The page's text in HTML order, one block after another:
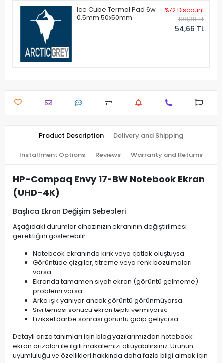
Ice Cube Termal Pad 6w
0.5mm 50x50mm
%72 Discount
198,38 TL
54,66 TL
Product Description Delivery and Shipping
Installment Options Reviews Warranty and Returns
HP-Compaq Envy 17-BW Notebook Ekran
(UHD-4K)
Başlıca Ekran Değişim Sebepleri
Aşağıdaki durumlar cihazınızın ekranının değiştirilmesi
gerektiğini gösterebilir:
Notebook ekranında kırık veya çatlak oluştuysa
Görüntüde çizgiler, titreme veya renk bozulmaları
varsa
Ekranda tamamen siyah ekran (görüntü gelmeme)
problemi varsa
Arka ışık yanıyor ancak görüntü görünmüyorsa
Sıvı teması sonucu ekran tepki vermiyorsa
Fiziksel darbe sonrası görüntü gidip geliyorsa
Detaylı arıza tanımları için blog yazılarımızdan notebook
ekran arızaları ile ilgili makalemizi okuyabilirsiniz. Ürünün
uyumluluğu ve özellikleri hakkında daha fazla bilgi almak için